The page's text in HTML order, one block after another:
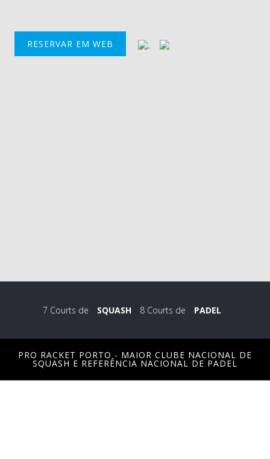
RESERVAR EM WEB
7 Courts de SQUASH 8 Courts de PADEL
PRO RACKET PORTO - MAIOR CLUBE NACIONAL DE
SQUASH E REFERÊNCIA NACIONAL DE PADEL